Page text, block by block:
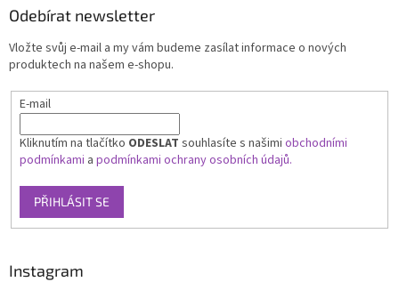
Odebírat newsletter
Vložte svůj e-mail a my vám budeme zasílat informace o nových
produktech na našem e-shopu.
E-mail
Kliknutím na tlačítko ODESLAT souhlasíte s našimi obchodními
podmínkami a podmínkami ochrany osobních údajů.
PŘIHLÁSIT SE
Instagram